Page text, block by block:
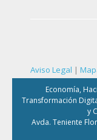
Aviso Legal |
Economía,
Transformación
y
Avda. Teniente